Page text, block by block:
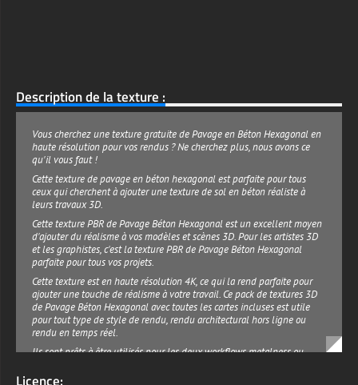
haute résolution pour vos rendus ? Ne cherchez plus, nous avons ce
qu'il vous faut !
Cette texture de pavage en béton hexagonal est parfaite pour tous
ceux qui cherchent à ajouter une texture de sol en béton réaliste à
leurs travaux 3D.
Cette texture PBR de Pavage Béton Hexagonal est un excellent moyen
d'ajouter du réalisme à vos modèles et scènes 3D. Pour les artistes 3D
et les graphistes, c'est la texture PBR de Pavage Béton Hexagonal
parfaite pour tous vos projets.
Cette texture est en haute résolution 4K, ce qui la rend parfaite pour
ajouter une touche de réalisme à votre travail. Ce pack de textures 3D
de Pavage Béton Hexagonal avec toutes les cartes incluses est utile
pour tout type de style de rendu, rendu architectural hors ligne ou
rendu en temps réel.
Ils sont prêts à être utilisés pour les deux workflows metalness ou
specular. Nous avons ajouté différentes versions pour différents
également disponible pour les autres moteurs.